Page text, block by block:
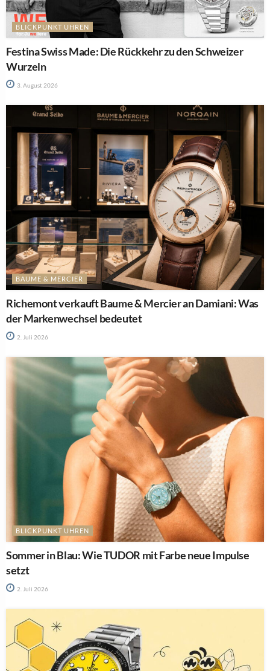
BLICKPUNKT UHREN
Festina Swiss Made: Die Rückkehr zu den Schweizer
Wurzeln
3. August 2026
BAUME & MERCIER
Richemont verkauft Baume & Mercier an Damiani: Was
der Markenwechsel bedeutet
2. Juli 2026
BLICKPUNKT UHREN
Sommer in Blau: Wie TUDOR mit Farbe neue Impulse
setzt
2. Juli 2026